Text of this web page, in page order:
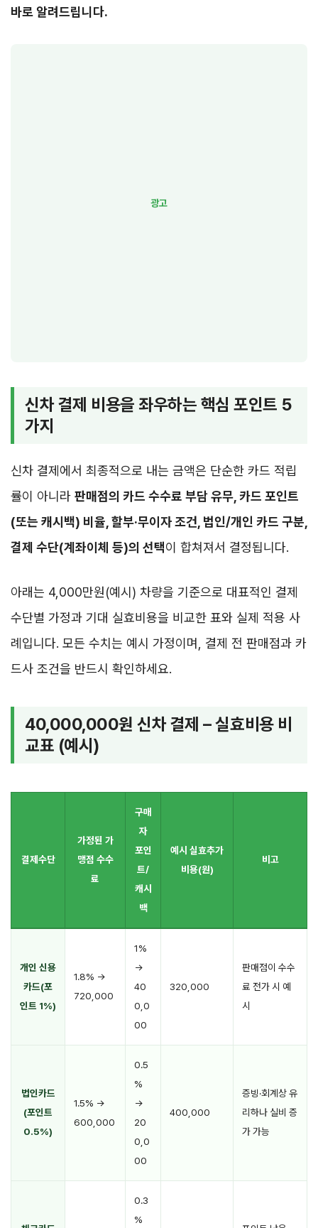
바로 알려드립니다.
신차 결제 비용을 좌우하는 핵심 포인트 5
가지
신차 결제에서 최종적으로 내는 금액은 단순한 카드 적립
률이 아니라 판매점의 카드 수수료 부담 유무, 카드 포인트
(또는 캐시백) 비율, 할부·무이자 조건, 법인/개인 카드 구분,
결제 수단(계좌이체 등)의 선택이 합쳐져서 결정됩니다.
아래는 4,000만원(예시) 차량을 기준으로 대표적인 결제
수단별 가정과 기대 실효비용을 비교한 표와 실제 적용 사
례입니다. 모든 수치는 예시 가정이며, 결제 전 판매점과 카
드사 조건을 반드시 확인하세요.
40,000,000원 신차 결제 – 실효비용 비
교표 (예시)
결제수단
가정된 가
맹점 수수
료
구매
자
포인
트/
캐시
백
예시 실효추가
비용(원)
비고
개인 신용
카드(포
인트 1%)
1.8% →
720,000
1%
→
40
0,0
00
320,000
판매점이 수수
료 전가 시 예
시
법인카드
(포인트
0.5%)
1.5% →
600,000
0.5
%
→
20
0,0
00
400,000
증빙·회계상 유
리하나 실비 증
가 가능
0.3
%